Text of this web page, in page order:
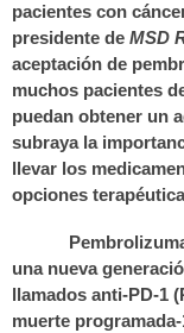
pacientes con
presidente de MSD
aceptación de
muchos pacientes
puedan obtener un
subraya la
llevar los
opciones
una nueva
llamados anti-PD-1
muerte